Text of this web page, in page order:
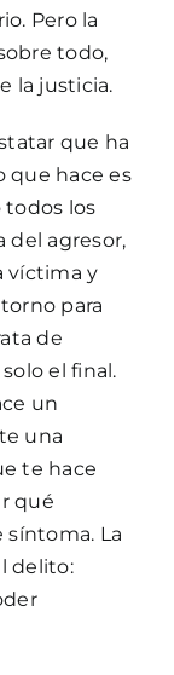
Pero la
todo,
la justicia.
que ha
que hace es
todos los
del agresor,
víctima y
para
de
el final.
un
una
te hace
qué
La
delito: